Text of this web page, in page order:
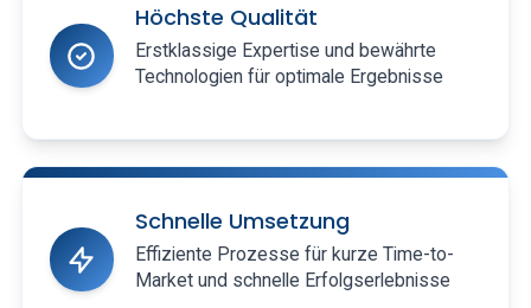
Höchste Qualität
Erstklassige Expertise und bewährte
Technologien für optimale Ergebnisse
Schnelle Umsetzung
Effiziente Prozesse für kurze Time-to-
Market und schnelle Erfolgserlebnisse